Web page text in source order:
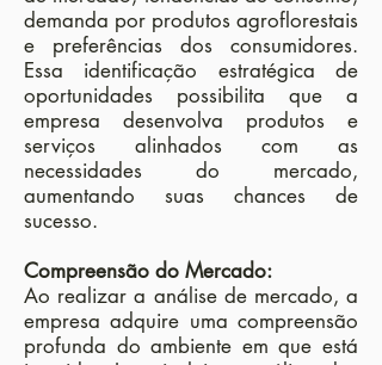
demanda por produtos agroflorestais
e preferências dos consumidores.
Essa identificação estratégica de
oportunidades possibilita que a
empresa desenvolva produtos e
serviços alinhados com as
necessidades do mercado,
aumentando suas chances de
sucesso.
Compreensão do Mercado:
Ao realizar a análise de mercado, a
empresa adquire uma compreensão
profunda do ambiente em que está